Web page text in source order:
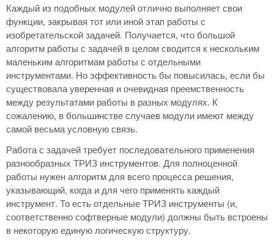
Каждый из подобных модулей отлично выполняет свои
функции, закрывая тот или иной этап работы с
изобретательской задачей. Получается, что большой
алгоритм работы с задачей в целом сводится к нескольким
маленьким алгоритмам работы с отдельными
инструментами. Но эффективность бы повысилась, если бы
существовала уверенная и очевидная преемственность
между результатами работы в разных модулях. К
сожалению, в большинстве случаев модули имеют между
самой весьма условную связь.
Работа с задачей требует последовательного применения
разнообразных ТРИЗ инструментов. Для полноценной
работы нужен алгоритм для всего процесса решения,
указывающий, когда и для чего применять каждый
инструмент. То есть отдельные ТРИЗ инструменты (и,
соответственно софтверные модули) должны быть встроены
в некоторую единую логическую структуру.